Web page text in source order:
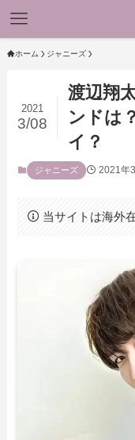
ホーム ジャニーズ
渡辺翔
ンドは
イ？
2021
3/08
ジャニーズ 2021年
当サイトは海外